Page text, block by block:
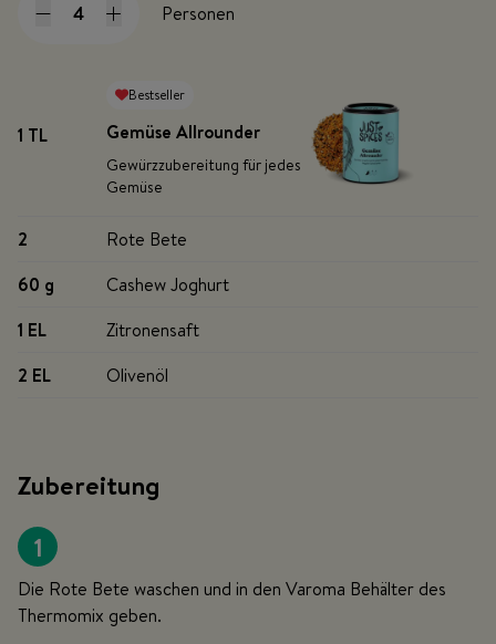
Personen
1 TL
Bestseller
Gemüse Allrounder
Gewürzzubereitung für jedes
Gemüse
2
Rote Bete
60 g
Cashew Joghurt
1 EL
Zitronensaft
2 EL
Olivenöl
Zubereitung
1
Die Rote Bete waschen und in den Varoma Behälter des
Thermomix geben.